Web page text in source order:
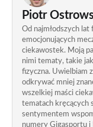
Piotr
Od najmłodszych lat
emocjonujących
ciekawostek. Moją
nimi tematy, takie
fizyczna. Uwielbiam
odkrywać mniej
wszelkiej maści
tematach kręcących
sentymentem
numery Gigasportu i